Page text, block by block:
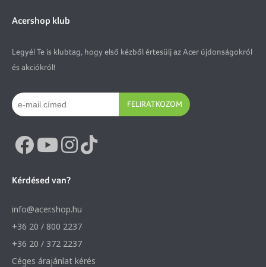
Acershop klub
Legyél Te is klubtag, hogy első kézből értesülj az Acer újdonságokról
és akciókról!
FELIRATKOZOM
Kérdésed van?
info@acer.shop.hu
+36 20 / 800 2237
+36 20 / 372 2237
Céges árajánlat kérés